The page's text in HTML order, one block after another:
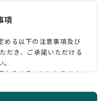
項
める以下の注意事項及び
だき、 ご承諾いただける
かりすることになります
ます。